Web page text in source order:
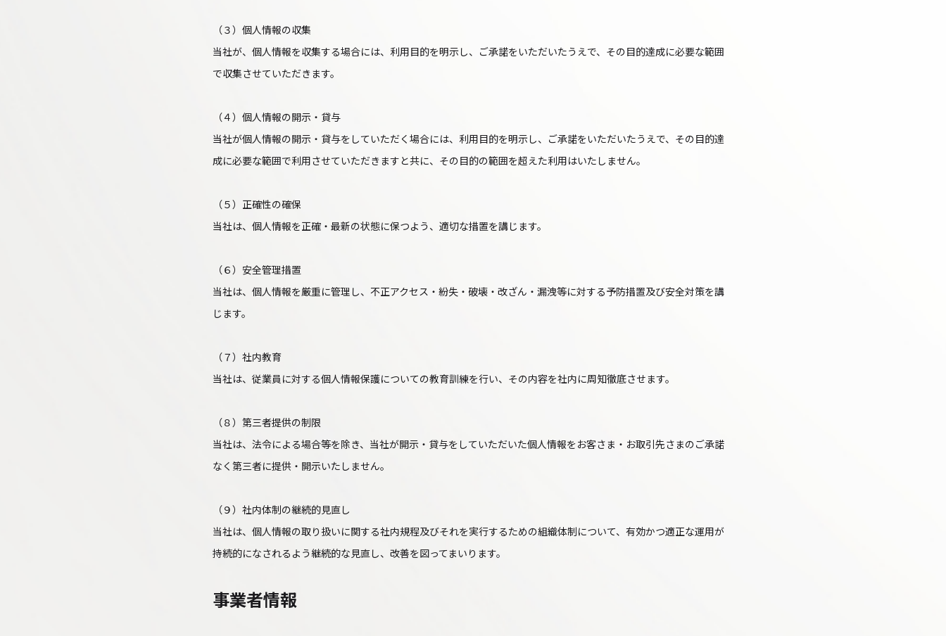
（３）個人情報の収集
当社が、個人情報を収集する場合には、利用目的を明示し、ご承諾をいただいたうえで、その目的達成に必要な範囲
で収集させていただきます。
（４）個人情報の開示・貸与
当社が個人情報の開示・貸与をしていただく場合には、利用目的を明示し、ご承諾をいただいたうえで、その目的達
成に必要な範囲で利用させていただきますと共に、その目的の範囲を超えた利用はいたしません。
（５）正確性の確保
当社は、個人情報を正確・最新の状態に保つよう、適切な措置を講じます。
（６）安全管理措置
当社は、個人情報を厳重に管理し、不正アクセス・紛失・破壊・改ざん・漏洩等に対する予防措置及び安全対策を講
じます。
（７）社内教育
当社は、従業員に対する個人情報保護についての教育訓練を行い、その内容を社内に周知徹底させます。
（８）第三者提供の制限
当社は、法令による場合等を除き、当社が開示・貸与をしていただいた個人情報をお客さま・お取引先さまのご承諾
なく第三者に提供・開示いたしません。
（９）社内体制の継続的見直し
当社は、個人情報の取り扱いに関する社内規程及びそれを実行するための組織体制について、有効かつ適正な運用が
持続的になされるよう継続的な見直し、改善を図ってまいります。
事業者情報